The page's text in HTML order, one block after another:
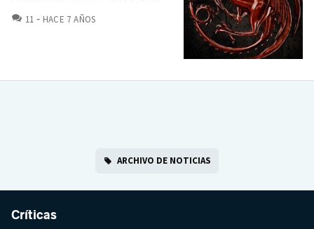
11 COMENTARIOS
HACE 7 AÑOS
ARCHIVO DE NOTICIAS
Críticas